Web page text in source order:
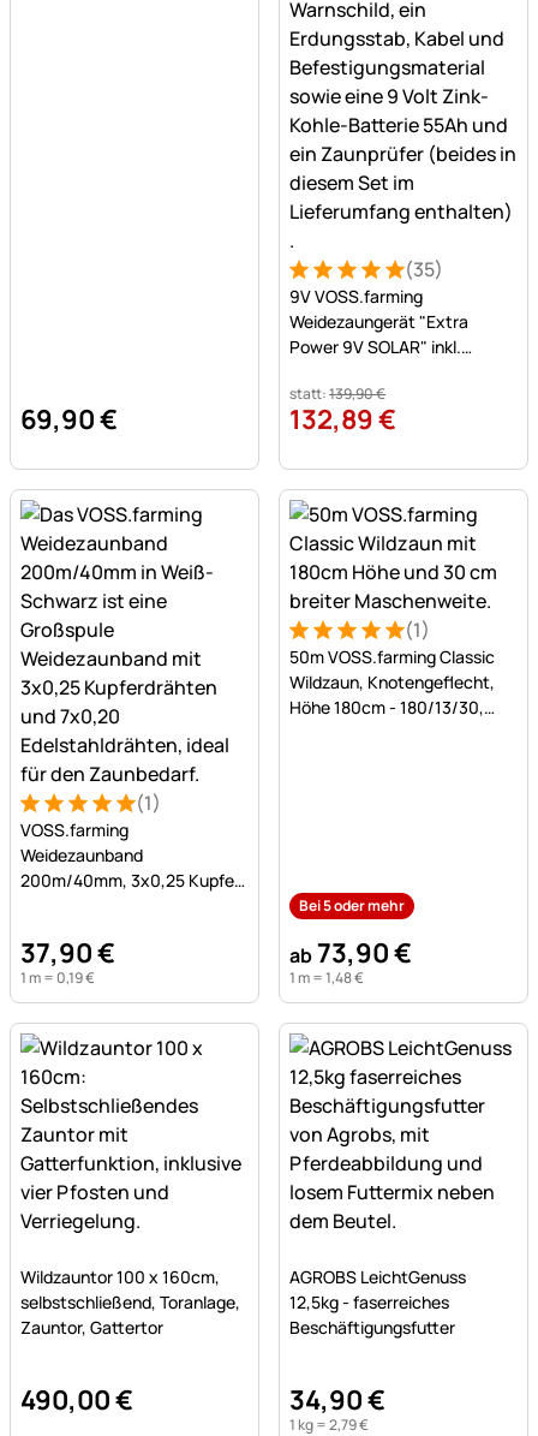
69,90€
Bewertung: 5 von 5 (35
35 Bewertungen
(35)
9V VOSS.farming
Weidezaungerät "Extra
Power 9V SOLAR" inkl.
statt:139,90€
132,89€
Bewertung: 5 von 5 (1 Bewertungen)
1 Bewertung (1)
VOSS.farming
Weidezaunband
200m/40mm, 3x0,25 Kupfer
37,90€
1 m = 0,19€
Bewertung: 5 von 5 (1
1 Bewertung (1)
50m VOSS.farming Classic
Wildzaun, Knotengeflecht,
Höhe 180cm - 180/13/30,
Bei 5 oder mehr
ab73,90€
1 m =1,48€
Wildzauntor 100 x 160cm,
selbstschließend, Toranlage,
Zauntor, Gattertor
490,00€
AGROBS LeichtGenuss
12,5kg - faserreiches
Beschäftigungsfutter
34,90€
1 kg =2,79€